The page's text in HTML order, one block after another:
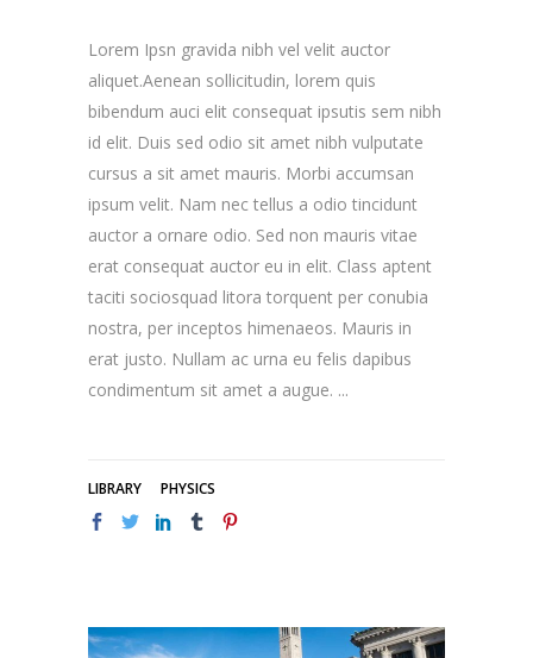
Lorem Ipsn gravida nibh vel velit auctor
aliquet.Aenean sollicitudin, lorem quis
bibendum auci elit consequat ipsutis sem nibh
id elit. Duis sed odio sit amet nibh vulputate
cursus a sit amet mauris. Morbi accumsan
ipsum velit. Nam nec tellus a odio tincidunt
auctor a ornare odio. Sed non mauris vitae
erat consequat auctor eu in elit. Class aptent
taciti sociosquad litora torquent per conubia
nostra, per inceptos himenaeos. Mauris in
erat justo. Nullam ac urna eu felis dapibus
condimentum sit amet a augue.
LIBRARY PHYSICS